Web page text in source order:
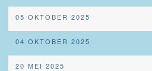
05 OKTOBER 2025
04 OKTOBER 2025
20 MEI 2025